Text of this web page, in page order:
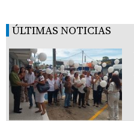
ÚLTIMAS NOTICIAS